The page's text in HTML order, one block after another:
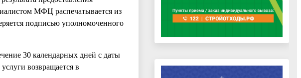
МФЦ распечатывается из
подписью уполномоченного
30 календарных дней с даты
возвращается в